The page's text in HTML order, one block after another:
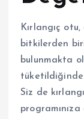
Kırlangıç
bitkilerden
bulunmakta
tüketildiğinde
Siz de